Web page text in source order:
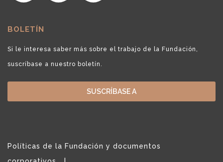
BOLETÍN
Si le interesa saber más sobre el trabajo de la Fundación,
suscríbase a nuestro boletín.
SUSCRÍBASE A
Políticas de la Fundación y documentos